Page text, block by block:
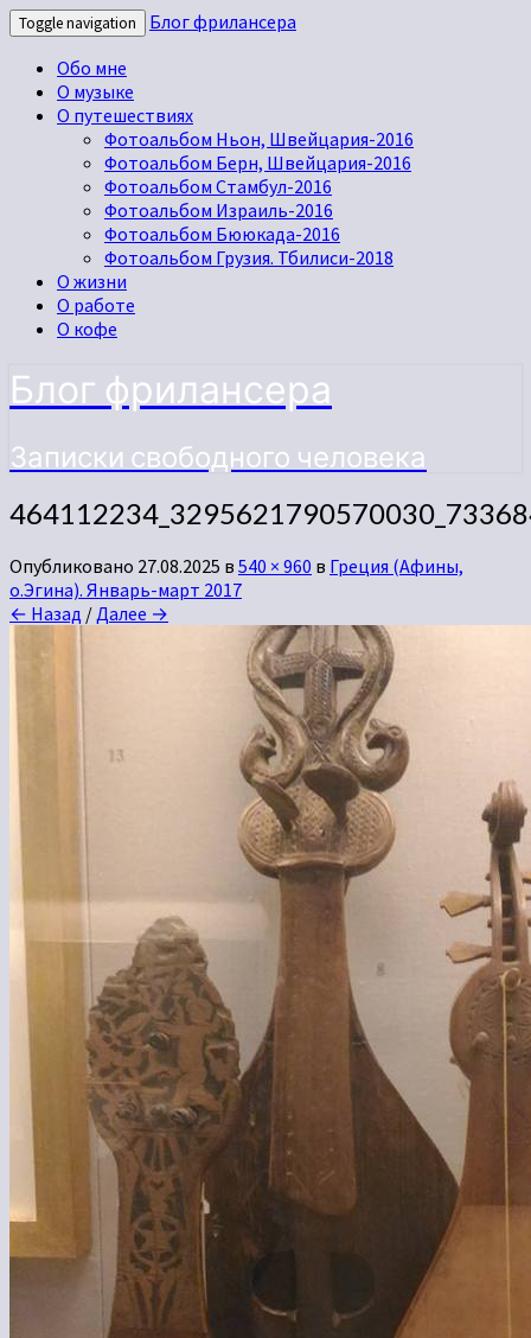
Toggle navigation
Блог фрилансера
Обо мне
О музыке
О путешествиях
Фотоальбом Ньон, Швейцария-2016
Фотоальбом Берн, Швейцария-2016
Фотоальбом Стамбул-2016
Фотоальбом Израиль-2016
Фотоальбом Бююкада-2016
Фотоальбом Грузия. Тбилиси-2018
О жизни
О работе
О кофе
Блог фрилансера
Записки свободного человека
Опубликовано 27.08.2025 в 540 × 960 в Греция (Афины,
о.Эгина). Январь-март 2017
← Назад /Далее →